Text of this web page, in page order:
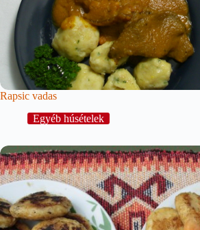
Rapsic vadas
Egyéb húsételek